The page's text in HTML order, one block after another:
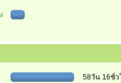
58วัน 16ชั่